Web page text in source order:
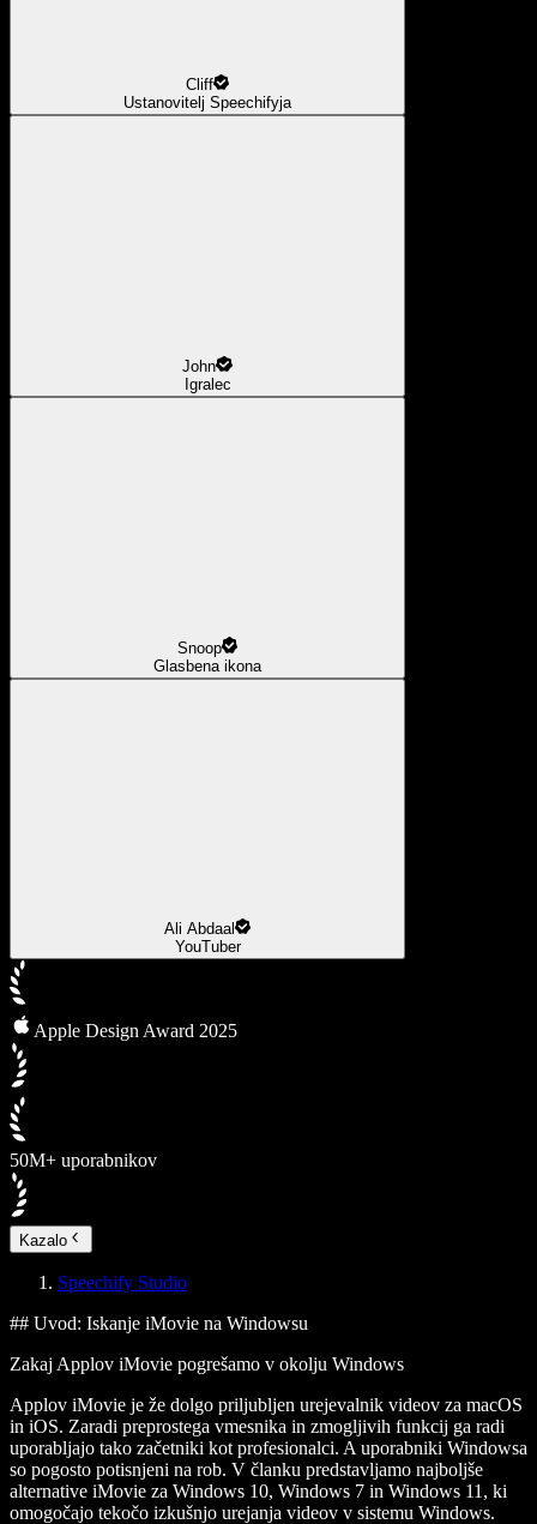
Cliff
Ustanovitelj Speechifyja
John
Igralec
Snoop
Glasbena ikona
Ali Abdaal
YouTuber
Apple Design Award 2025
50M+ uporabnikov
Kazalo
Speechify Studio
## Uvod: Iskanje iMovie na Windowsu
Zakaj Applov iMovie pogrešamo v okolju Windows
Applov iMovie je že dolgo priljubljen urejevalnik videov za macOS
in iOS. Zaradi preprostega vmesnika in zmogljivih funkcij ga radi
uporabljajo tako začetniki kot profesionalci. A uporabniki Windowsa
so pogosto potisnjeni na rob. V članku predstavljamo najboljše
alternative iMovie za Windows 10, Windows 7 in Windows 11, ki
omogočajo tekočo izkušnjo urejanja videov v sistemu Windows.